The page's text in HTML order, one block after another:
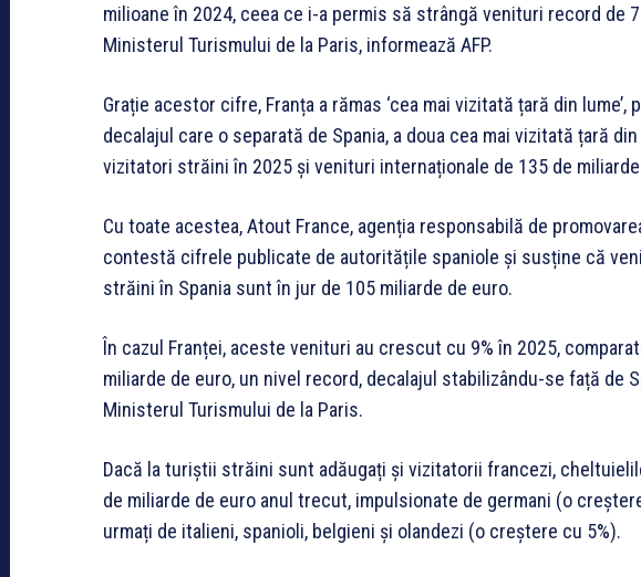
milioane în 2024, ceea ce i-a permis să strângă venituri record de
Ministerul Turismului de la Paris, informează AFP.
Grație acestor cifre, Franța a rămas ‘cea mai vizitată țară din
decalajul care o separată de Spania, a doua cea mai vizitată țară
vizitatori străini în 2025 și venituri internaționale de 135 de
Cu toate acestea, Atout France, agenția responsabilă de
contestă cifrele publicate de autoritățile spaniole și susține că
străini în Spania sunt în jur de 105 miliarde de euro.
În cazul Franței, aceste venituri au crescut cu 9% în 2025,
miliarde de euro, un nivel record, decalajul stabilizându-se față de
Ministerul Turismului de la Paris.
Dacă la turiștii străini sunt adăugați și vizitatorii francezi,
de miliarde de euro anul trecut, impulsionate de germani (o
urmați de italieni, spanioli, belgieni și olandezi (o creștere cu 5%).